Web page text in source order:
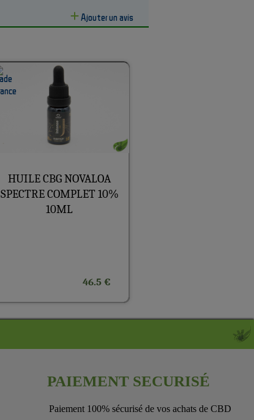
Ajouter un avis
HUILE CBG NOVALOA
SPECTRE COMPLET 10%
10ML
46.5 €
PAIEMENT SECURISÉ
Paiement 100% sécurisé de vos achats de CBD